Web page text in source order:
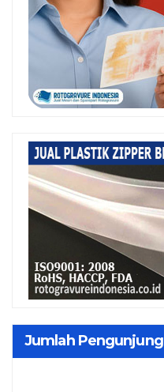
Jumlah Pengunjung